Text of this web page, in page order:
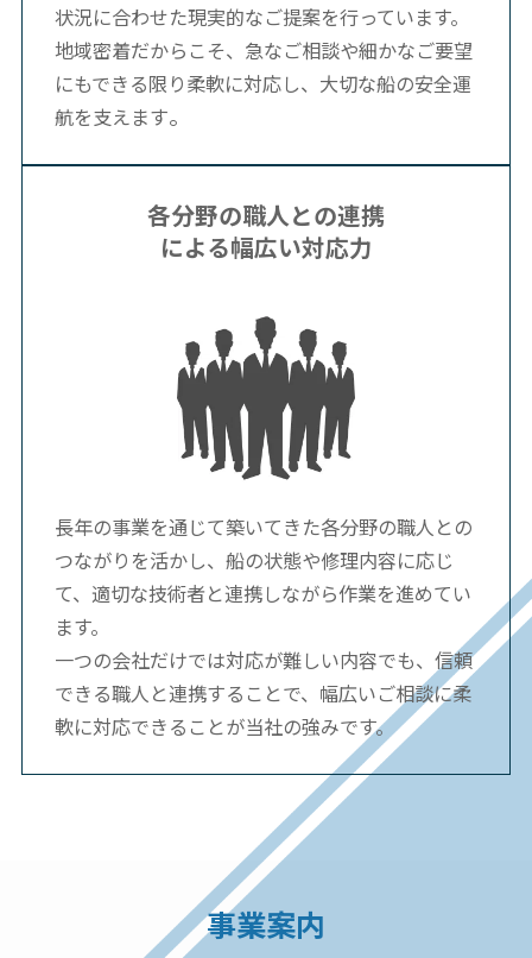
状況に合わせた現実的なご提案を行っています。
地域密着だからこそ、急なご相談や細かなご要望
にもできる限り柔軟に対応し、大切な船の安全運
航を支えます。
各分野の職人との連携
による幅広い対応力
長年の事業を通じて築いてきた各分野の職人との
つながりを活かし、船の状態や修理内容に応じ
て、適切な技術者と連携しながら作業を進めてい
ます。
一つの会社だけでは対応が難しい内容でも、信頼
できる職人と連携することで、幅広いご相談に柔
軟に対応できることが当社の強みです。
事業案内